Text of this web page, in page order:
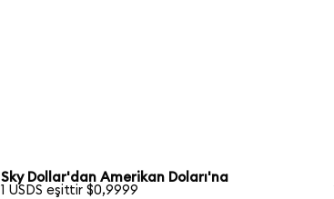
Sky Dollar'dan Amerikan Doları'na
1 USDS eşittir $0,9999